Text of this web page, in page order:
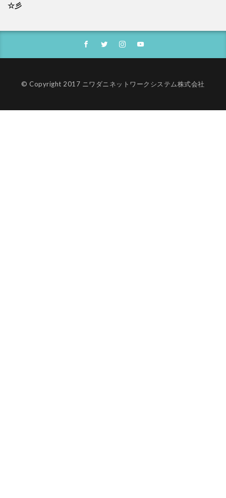
☆彡
© Copyright 2017 ニワダニネットワークシステム株式会社